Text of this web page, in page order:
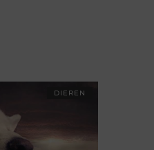
DIEREN